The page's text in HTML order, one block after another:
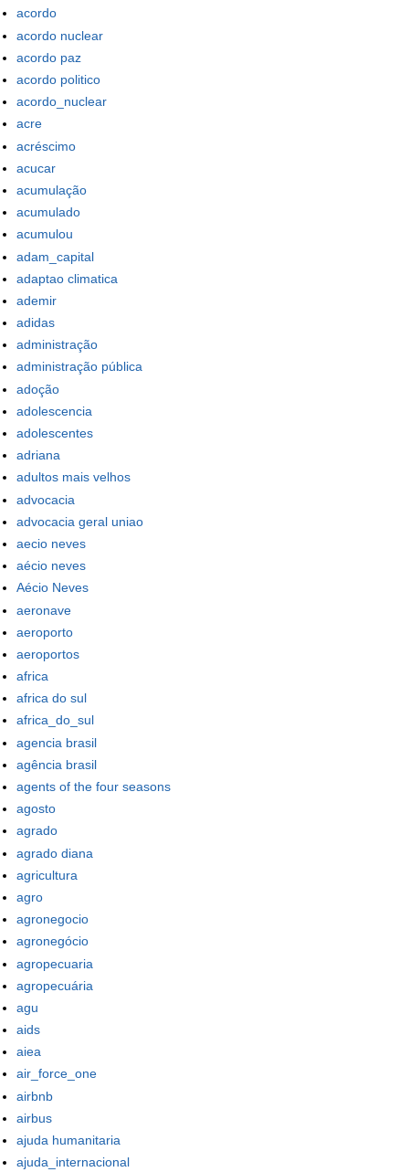
acordo
acordo nuclear
acordo paz
acordo politico
acordo_nuclear
acre
acréscimo
acucar
acumulação
acumulado
acumulou
adam_capital
adaptao climatica
ademir
adidas
administração
administração pública
adoção
adolescencia
adolescentes
adriana
adultos mais velhos
advocacia
advocacia geral uniao
aecio neves
aécio neves
Aécio Neves
aeronave
aeroporto
aeroportos
africa
africa do sul
africa_do_sul
agencia brasil
agência brasil
agents of the four seasons
agosto
agrado
agrado diana
agricultura
agro
agronegocio
agronegócio
agropecuaria
agropecuária
agu
aids
aiea
air_force_one
airbnb
airbus
ajuda humanitaria
ajuda_internacional